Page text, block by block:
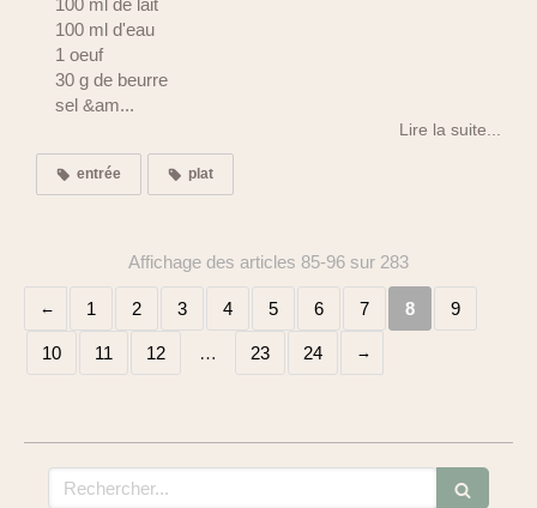
100 ml de lait
100 ml d'eau
1 oeuf
30 g de beurre
sel &am...
Lire la suite...
entrée plat
Affichage des articles 85-96 sur 283
1 2 3 4 5 6 7 8 9
10 11 12 … 23 24
Rechercher